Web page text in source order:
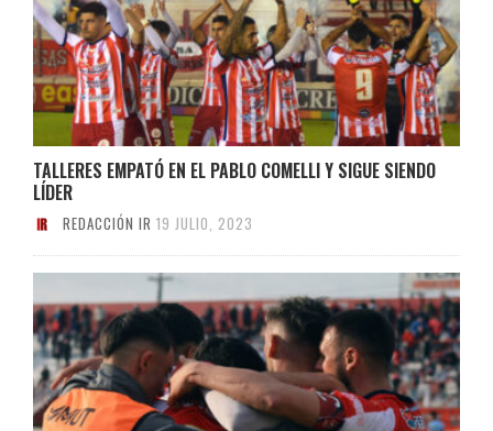
TALLERES EMPATÓ EN EL PABLO COMELLI Y SIGUE SIENDO
LÍDER
REDACCIÓN IR 19 JULIO, 2023